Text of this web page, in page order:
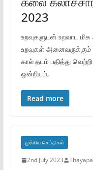
2023
உறவுகளுடன் உறவாட
உறவுகள்
கால் தடம் பதித்து
ஒன்றியம்,
Read more
முக்கிய செய்திகள்
2nd July 2023